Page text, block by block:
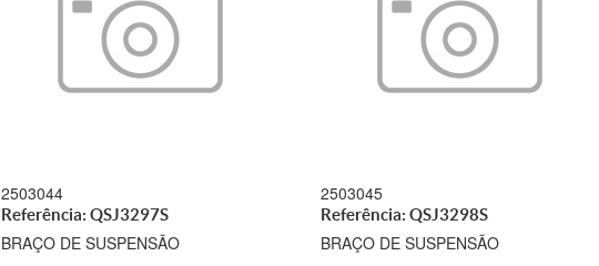
2503044
Referência: QSJ3297S
BRAÇO DE SUSPENSÃO
2503045
Referência: QSJ3298S
BRAÇO DE SUSPENSÃO